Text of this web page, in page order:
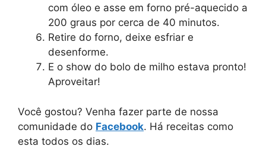
com óleo e asse em forno pré-aquecido a
200 graus por cerca de 40 minutos.
Retire do forno, deixe esfriar e
desenforme.
E o show do bolo de milho estava pronto!
Aproveitar!
Você gostou? Venha fazer parte de nossa
comunidade do Facebook. Há receitas como
esta todos os dias.